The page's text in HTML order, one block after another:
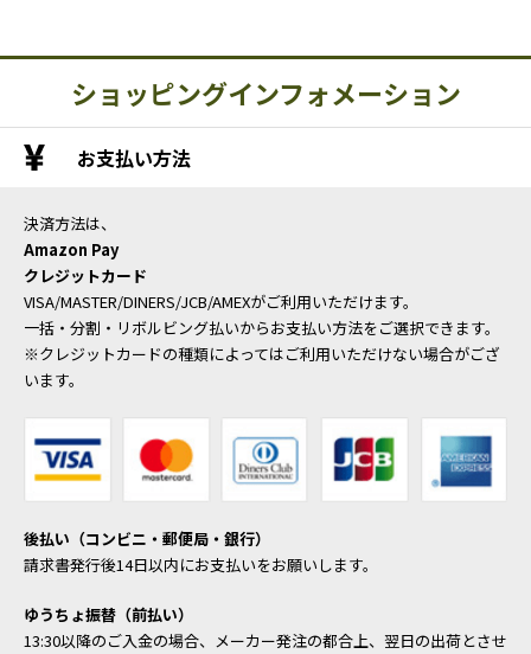
ショッピングインフォメーション
お支払い方法
決済方法は、
Amazon Pay
クレジットカード
VISA/MASTER/DINERS/JCB/AMEXがご利用いただけます。
一括・分割・リボルビング払いからお支払い方法をご選択できます。
※クレジットカードの種類によってはご利用いただけない場合がござ
います。
後払い（コンビニ・郵便局・銀行）
請求書発行後14日以内にお支払いをお願いします。
ゆうちょ振替（前払い）
13:30以降のご入金の場合、メーカー発注の都合上、翌日の出荷とさせ